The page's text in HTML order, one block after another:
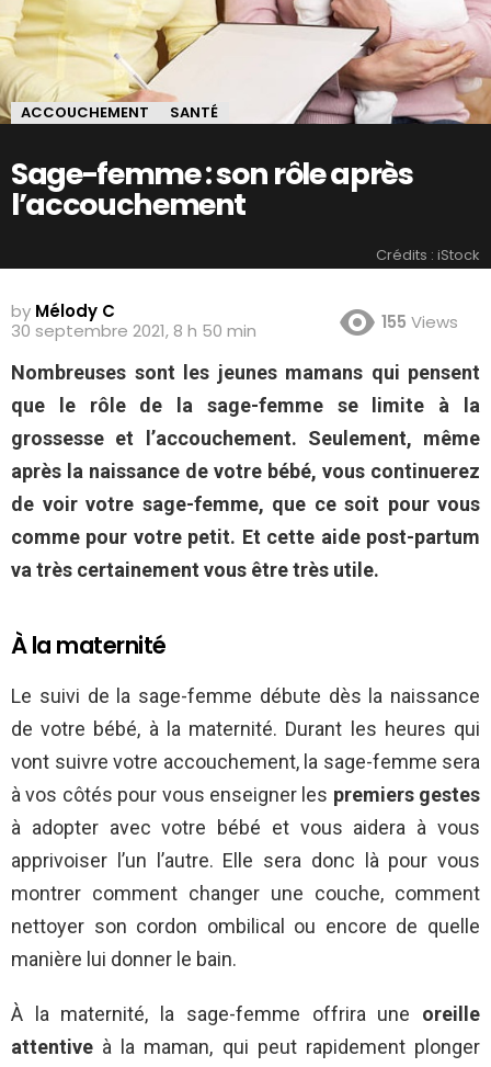
ACCOUCHEMENT SANTÉ
Sage-femme : son rôle après
l’accouchement
Crédits : iStock
by Mélody C
30 septembre 2021, 8 h 50 min
155 Views
Nombreuses sont les jeunes mamans qui pensent
que le rôle de la sage-femme se limite à la
grossesse et l’accouchement. Seulement, même
après la naissance de votre bébé, vous continuerez
de voir votre sage-femme, que ce soit pour vous
comme pour votre petit. Et cette aide post-partum
va très certainement vous être très utile.
À la maternité
Le suivi de la sage-femme débute dès la naissance
de votre bébé, à la maternité. Durant les heures qui
vont suivre votre accouchement, la sage-femme sera
à vos côtés pour vous enseigner les premiers gestes
à adopter avec votre bébé et vous aidera à vous
apprivoiser l’un l’autre. Elle sera donc là pour vous
montrer comment changer une couche, comment
nettoyer son cordon ombilical ou encore de quelle
manière lui donner le bain.
À la maternité, la sage-femme offrira une oreille
attentive à la maman, qui peut rapidement plonger